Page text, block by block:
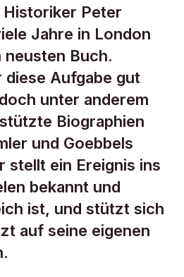
Peter
Jahre in London
neusten Buch.
Aufgabe gut
unter anderem
Biographien
und Goebbels
stellt ein Ereignis ins
bekannt und
ist, und stützt sich
auf seine eigenen